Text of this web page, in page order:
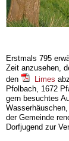
Erstmals 795
Zeit anzusehen,
den
Limes
Pfolbach, 1672
gern besuchtes
der Gemeinde
Dorfjugend zur